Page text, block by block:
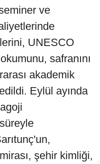
ve
UNESCO
safranını
akademik
Eylül ayında
şehir kimliği,